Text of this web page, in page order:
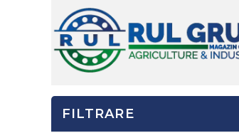
FILTRARE